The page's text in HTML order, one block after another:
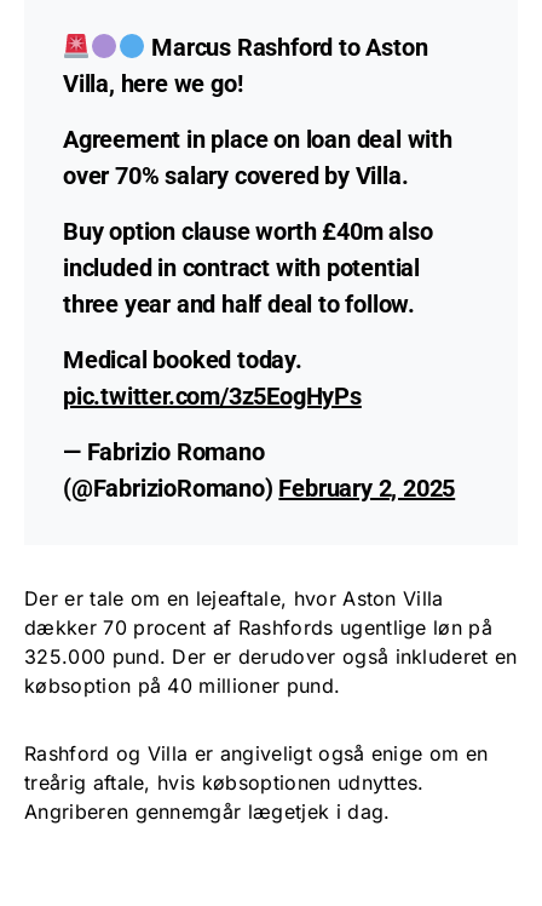
Marcus Rashford to Aston
Villa, here we go!
Agreement in place on loan deal with
over 70% salary covered by Villa.
Buy option clause worth £40m also
included in contract with potential
three year and half deal to follow.
Medical booked today.
pic.twitter.com/3z5EogHyPs
— Fabrizio Romano
(@FabrizioRomano) February 2, 2025
Der er tale om en lejeaftale, hvor Aston Villa
dækker 70 procent af Rashfords ugentlige løn på
325.000 pund. Der er derudover også inkluderet en
købsoption på 40 millioner pund.
Rashford og Villa er angiveligt også enige om en
treårig aftale, hvis købsoptionen udnyttes.
Angriberen gennemgår lægetjek i dag.